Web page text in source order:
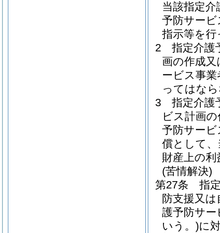
当該指定
予防サー
指示等を
2
指定介護
画の作成
ービス事
ってはな
3
指定介護
ビス計画
予防サー
償として
財産上の
(苦情解決)
第27条
指
防支援又
護予防サー
いう。)に